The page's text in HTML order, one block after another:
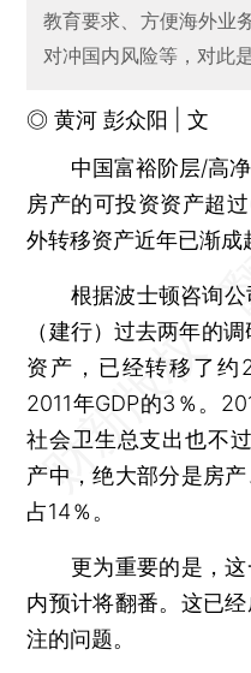
教育要求、方便海外业
对冲国内风险等，对此
◎ 黄河 彭众阳 | 文
中国富裕阶层/高净
房产的可投资资产超
外转移资产近年已渐成
根据波士顿咨询公
（建行）过去两年的
资产，已经转移了约
2011年GDP的3％。
社会卫生总支出也不
产中，绝大部分是房
占14％。
更为重要的是，这
内预计将翻番。这已
注的问题。